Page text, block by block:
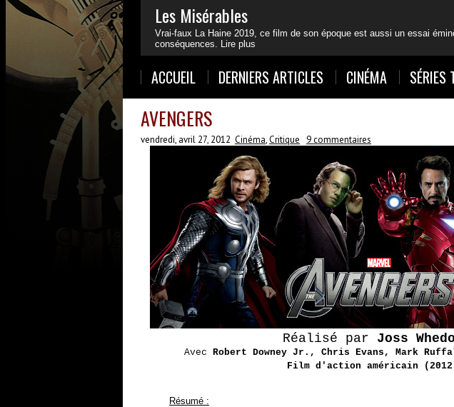
Les Misérables
Vrai-faux La Haine 2019, ce film de son époque est aussi un essai
conséquences. Lire plus
1 2
ACCUEIL DERNIERS ARTICLES CINÉMA SÉRIES
AVENGERS
vendredi, avril 27, 2012 Cinéma,Critique 9 commentaires
Réalisé par Joss
Avec Robert Downey Jr., Chris Evans, Mark
Film d'action américain
Résumé :